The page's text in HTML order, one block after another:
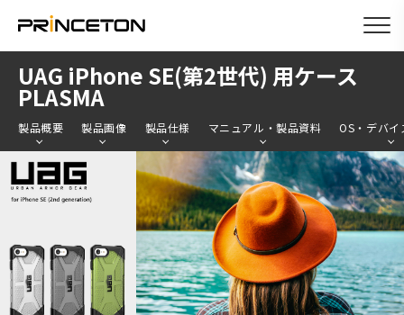
テ
ツ
に
移
UAG iPhone SE(第2世代) 用ケース
PLASMA
製品概要 製品画像 製品仕様 マニュアル・製品資料 OS・デバイ